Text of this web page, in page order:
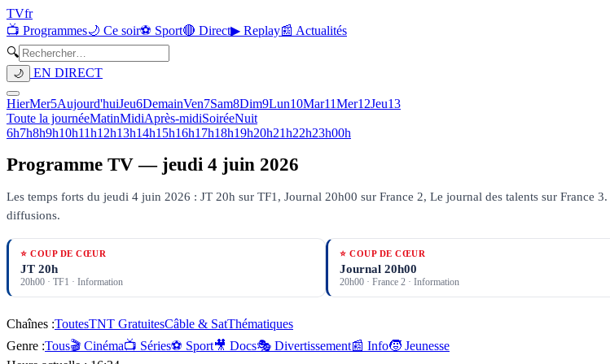
TVfr
📺 Programmes🌙 Ce soir⚽ Sport🔴 Direct▶ Replay📰 Actualités
🔍
🌙 EN DIRECT
HierMer5Aujourd'huiJeu6DemainVen7Sam8Dim9Lun10Mar11Mer12Jeu13
Toute la journéeMatinMidiAprès-midiSoiréeNuit
6h7h8h9h10h11h12h13h14h15h16h17h18h19h20h21h22h23h00h
Programme TV — jeudi 4 juin 2026
Les temps forts du jeudi 4 juin 2026 : JT 20h sur TF1, Journal 20h00 sur France 2, Le journal des talents sur France 3.
diffusions.
⭐ COUP DE CŒUR
JT 20h
20h00 · TF1 · Information
⭐ COUP DE CŒUR
Journal 20h00
20h00 · France 2 · Information
Chaînes :ToutesTNT GratuitesCâble & SatThématiques
Genre :Tous🎬 Cinéma📺 Séries⚽ Sport🎥 Docs🎭 Divertissement📰 Info🧒 Jeunesse